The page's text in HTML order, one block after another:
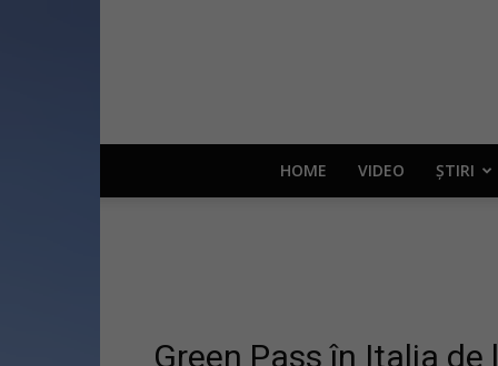
HOME VIDEO ȘTIRI
Green Pass în Italia